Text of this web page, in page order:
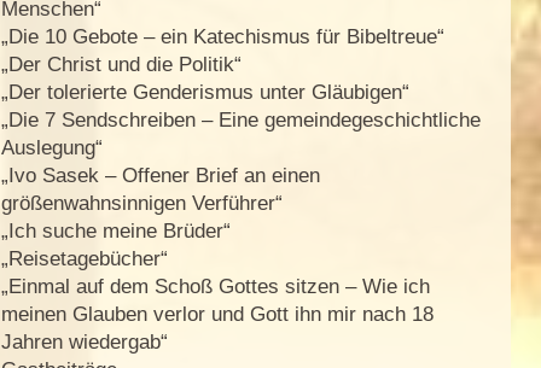
Menschen“
„Die 10 Gebote – ein Katechismus für Bibeltreue“
„Der Christ und die Politik“
„Der tolerierte Genderismus unter Gläubigen“
„Die 7 Sendschreiben – Eine gemeindegeschichtliche
Auslegung“
„Ivo Sasek – Offener Brief an einen
größenwahnsinnigen Verführer“
„Ich suche meine Brüder“
„Reisetagebücher“
„Einmal auf dem Schoß Gottes sitzen – Wie ich
meinen Glauben verlor und Gott ihn mir nach 18
Jahren wiedergab“